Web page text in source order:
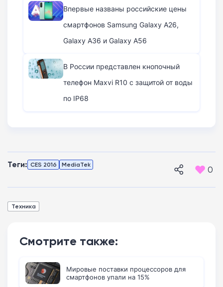
Впервые названы российские цены
смартфонов Samsung Galaxy A26,
Galaxy A36 и Galaxy A56
В России представлен кнопочный
телефон Maxvi R10 с защитой от воды
по IP68
Теги: CES 2016 MediaTek 0
Техника
Смотрите также:
Мировые поставки процессоров для
смартфонов упали на 15%